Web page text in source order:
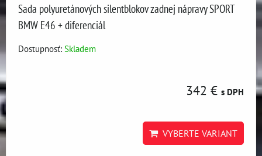
Sada polyuretánových silentblokov zadnej nápravy SPORT
BMW E46 + diferenciál
Dostupnosť: Skladem
342 € s DPH
VYBERTE VARIANT